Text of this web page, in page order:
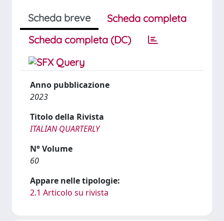
Scheda breve
Scheda completa
Scheda completa (DC)
Anno pubblicazione
2023
Titolo della Rivista
ITALIAN QUARTERLY
N° Volume
60
Appare nelle tipologie:
2.1 Articolo su rivista